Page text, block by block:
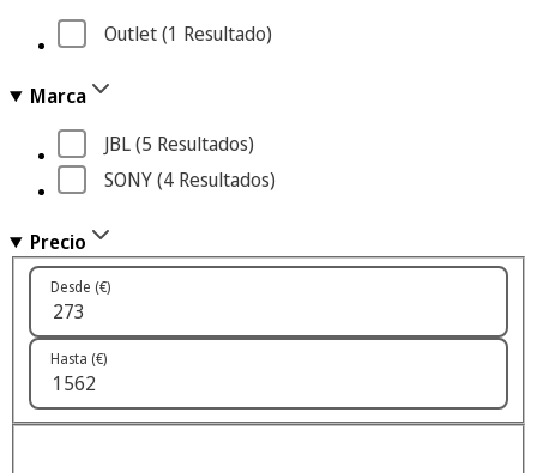
Outlet (1 Resultado)
Marca
JBL (5 Resultados)
SONY (4 Resultados)
Precio
Desde (€)
Hasta (€)